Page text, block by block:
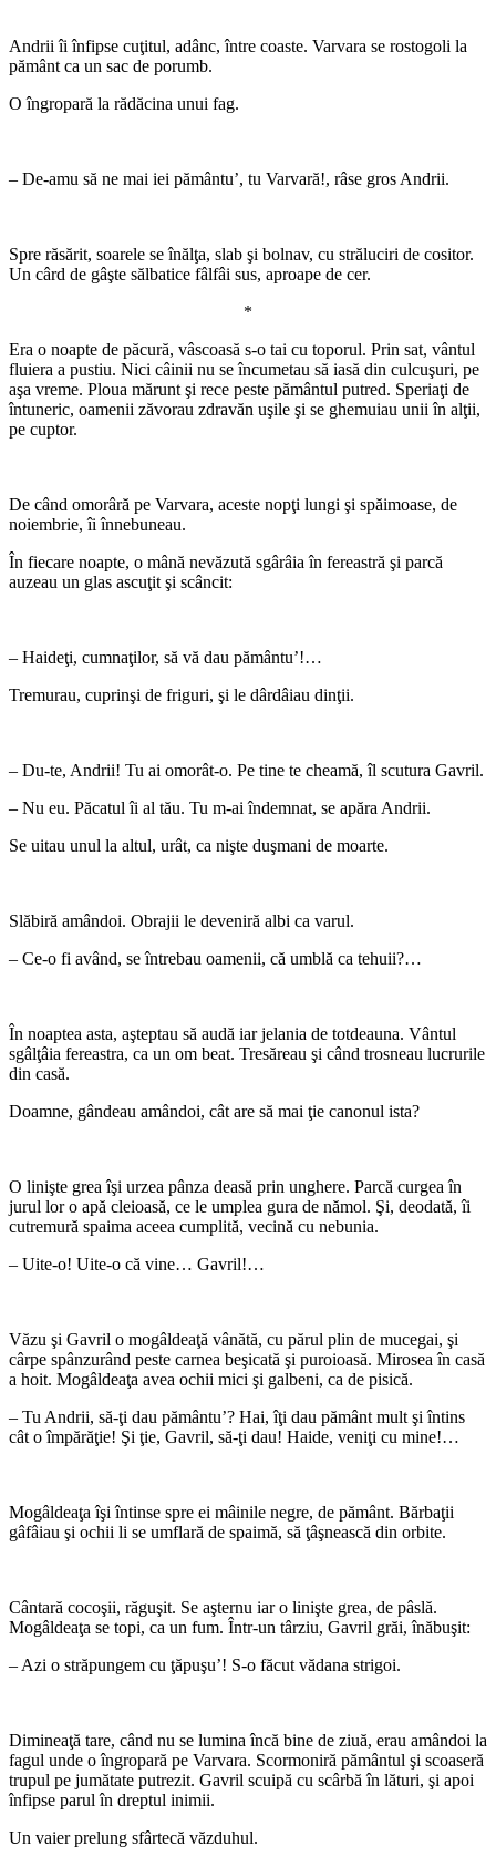
Andrii îi înfipse cuţitul, adânc, între coaste. Varvara se rostogoli la
pământ ca un sac de porumb.
O îngropară la rădăcina unui fag.
– De-amu să ne mai iei pământu’, tu Varvară!, râse gros Andrii.
Spre răsărit, soarele se înălţa, slab şi bolnav, cu străluciri de cositor.
Un cârd de gâşte sălbatice fâlfâi sus, aproape de cer.
*
Era o noapte de păcură, vâscoasă s-o tai cu toporul. Prin sat, vântul
fluiera a pustiu. Nici câinii nu se încumetau să iasă din culcuşuri, pe
aşa vreme. Ploua mărunt şi rece peste pământul putred. Speriaţi de
întuneric, oamenii zăvorau zdravăn uşile şi se ghemuiau unii în alţii,
pe cuptor.
De când omorâră pe Varvara, aceste nopţi lungi şi spăimoase, de
noiembrie, îi înnebuneau.
În fiecare noapte, o mână nevăzută sgârâia în fereastră şi parcă
auzeau un glas ascuţit şi scâncit:
– Haideţi, cumnaţilor, să vă dau pământu’!…
Tremurau, cuprinşi de friguri, şi le dârdâiau dinţii.
– Du-te, Andrii! Tu ai omorât-o. Pe tine te cheamă, îl scutura Gavril.
– Nu eu. Păcatul îi al tău. Tu m-ai îndemnat, se apăra Andrii.
Se uitau unul la altul, urât, ca nişte duşmani de moarte.
Slăbiră amândoi. Obrajii le deveniră albi ca varul.
– Ce-o fi având, se întrebau oamenii, că umblă ca tehuii?…
În noaptea asta, aşteptau să audă iar jelania de totdeauna. Vântul
sgâlţâia fereastra, ca un om beat. Tresăreau şi când trosneau lucrurile
din casă.
Doamne, gândeau amândoi, cât are să mai ţie canonul ista?
O linişte grea îşi urzea pânza deasă prin unghere. Parcă curgea în
jurul lor o apă cleioasă, ce le umplea gura de nămol. Şi, deodată, îi
cutremură spaima aceea cumplită, vecină cu nebunia.
– Uite-o! Uite-o că vine… Gavril!…
Văzu şi Gavril o mogâldeaţă vânătă, cu părul plin de mucegai, şi
cârpe spânzurând peste carnea beşicată şi puroioasă. Mirosea în casă
a hoit. Mogâldeaţa avea ochii mici şi galbeni, ca de pisică.
– Tu Andrii, să-ţi dau pământu’? Hai, îţi dau pământ mult şi întins
cât o împărăţie! Şi ţie, Gavril, să-ţi dau! Haide, veniţi cu mine!…
Mogâldeaţa îşi întinse spre ei mâinile negre, de pământ. Bărbaţii
gâfâiau şi ochii li se umflară de spaimă, să ţâşnească din orbite.
Cântară cocoşii, răguşit. Se aşternu iar o linişte grea, de pâslă.
Mogâldeaţa se topi, ca un fum. Într-un târziu, Gavril grăi, înăbuşit:
– Azi o străpungem cu ţăpuşu’! S-o făcut vădana strigoi.
Dimineaţă tare, când nu se lumina încă bine de ziuă, erau amândoi la
fagul unde o îngropară pe Varvara. Scormoniră pământul şi scoaseră
trupul pe jumătate putrezit. Gavril scuipă cu scârbă în lături, şi apoi
înfipse parul în dreptul inimii.
Un vaier prelung sfârtecă văzduhul.